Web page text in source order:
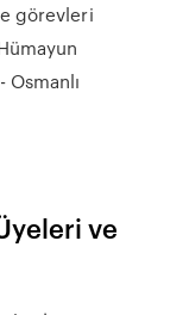
görevleri
ve